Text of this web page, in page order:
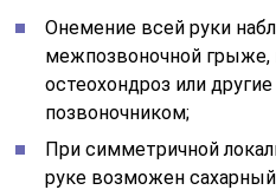
Онемение всей руки
межпозвоночной
остеохондроз или
позвоночником;
При симметричной
руке возможен